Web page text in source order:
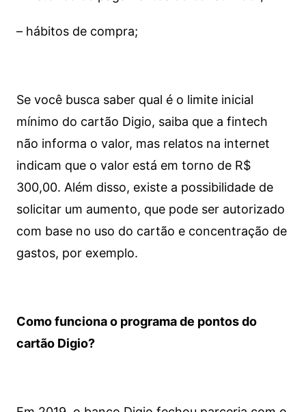
– hábitos de compra;
Se você busca saber qual é o limite inicial
mínimo do cartão Digio, saiba que a fintech
não informa o valor, mas relatos na internet
indicam que o valor está em torno de R$
300,00. Além disso, existe a possibilidade de
solicitar um aumento, que pode ser autorizado
com base no uso do cartão e concentração de
gastos, por exemplo.
Como funciona o programa de pontos do
cartão Digio?